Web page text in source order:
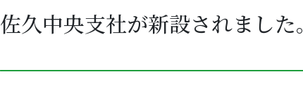
佐久中央支社が新設されました。